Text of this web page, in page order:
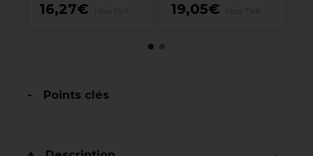
16,27€ 19,05€
Points clés